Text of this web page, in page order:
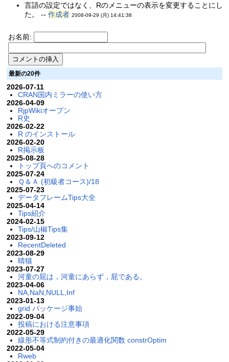
言語の設定ではなく、Rのメニューの表示を変更することにし
た。 --作成者 2008-09-29 (月) 14:41:38
お名前:
最新の20件
2026-07-11
CRAN国内ミラーの使い方
2026-04-09
RjpWikiオープン
R史
2026-02-22
R のインストール
2026-02-20
R掲示板
2025-08-28
トップ頁へのコメント
2025-07-24
Ｑ＆Ａ (初級者コース)/18
2025-07-23
データフレームTips大全
2025-04-14
Tips紹介
2024-02-15
Tips/山椒Tips集
2023-09-12
RecentDeleted
2023-08-29
晴猫
2023-07-27
河童の屁は，河童にあらず，屁である。
2023-04-06
NA,NaN,NULL,Inf
2023-01-13
grid パッケージ事始
2022-09-04
投稿における注意事項
2022-05-29
線形不等式制約付きの最適化関数 constrOptim
2022-05-04
Rweb